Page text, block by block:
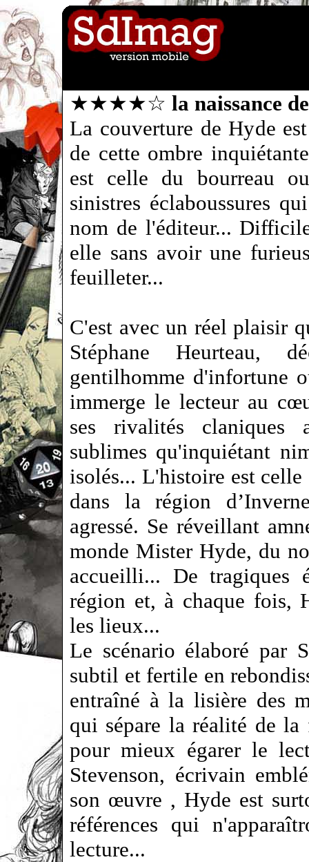
★★★★☆ la naissance
La couverture de Hyde
de cette ombre
est celle du bourreau
sinistres éclaboussures
nom de l'éditeur...
elle sans avoir une
feuilleter...
C'est avec un réel plaisir
Stéphane Heurteau,
gentilhomme d'infortune
immerge le lecteur au
ses rivalités claniques
sublimes qu'inquiétant
isolés... L'histoire est
dans la région
agressé. Se réveillant
monde Mister Hyde, du
accueilli... De tragiques
région et, à chaque fois,
les lieux...
Le scénario élaboré par
subtil et fertile en
entraîné à la lisière des
qui sépare la réalité de
pour mieux égarer le
Stevenson, écrivain
son œuvre , Hyde est
références qui
lecture...